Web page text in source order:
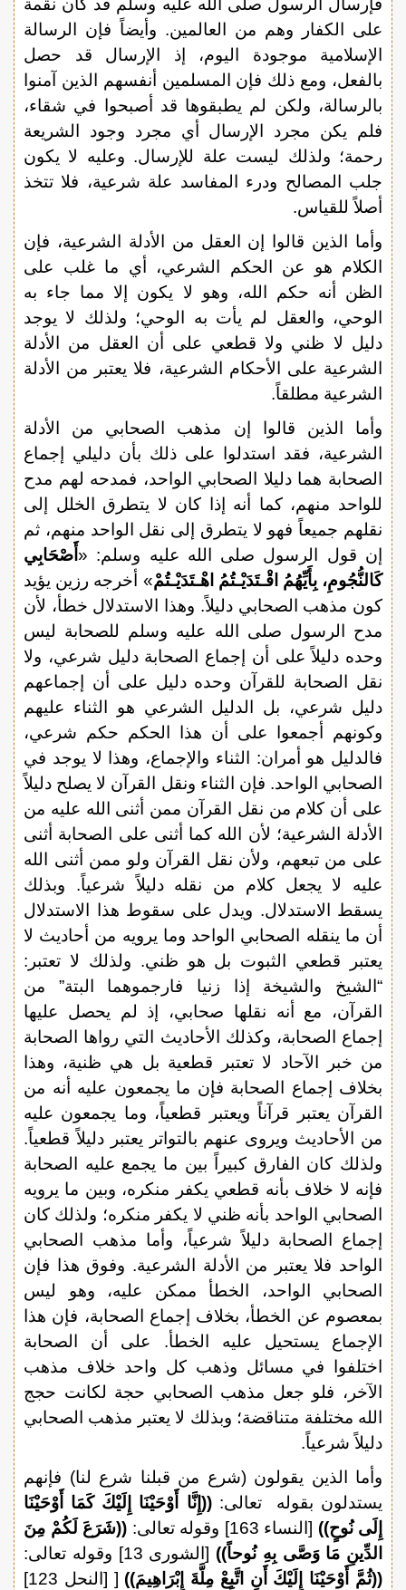
فإرسال الرسول صلى الله عليه وسلم قد كان نقمة
على الكفار وهم من العالمين. وأيضاً فإن الرسالة
الإسلامية موجودة اليوم، إذ الإرسال قد حصل
بالفعل، ومع ذلك فإن المسلمين أنفسهم الذين آمنوا
بالرسالة، ولكن لم يطبقوها قد أصبحوا في شقاء،
فلم يكن مجرد الإرسال أي مجرد وجود الشريعة
رحمة؛ ولذلك ليست علة للإرسال. وعليه لا يكون
جلب المصالح ودرء المفاسد علة شرعية، فلا تتخذ
أصلاً للقياس.
وأما الذين قالوا إن العقل من الأدلة الشرعية، فإن
الكلام هو عن الحكم الشرعي، أي ما غلب على
الظن أنه حكم الله، وهو لا يكون إلا مما جاء به
الوحي، والعقل لم يأت به الوحي؛ ولذلك لا يوجد
دليل لا ظني ولا قطعي على أن العقل من الأدلة
الشرعية على الأحكام الشرعية، فلا يعتبر من الأدلة
الشرعية مطلقاً.
وأما الذين قالوا إن مذهب الصحابي من الأدلة
الشرعية، فقد استدلوا على ذلك بأن دليلي إجماع
الصحابة هما دليلا الصحابي الواحد، فمدحه لهم مدح
للواحد منهم، كما أنه إذا كان لا يتطرق الخلل إلى
نقلهم جميعاً فهو لا يتطرق إلى نقل الواحد منهم، ثم
إن قول الرسول صلى الله عليه وسلم: « أَصْحَابِي
كَالنُّجُومِ، بِأَيِّهُمُ اقْـتَدَيْـتُمُ اهْـتَدَيْـتُمْ» أخرجه رزين يؤيد
كون مذهب الصحابي دليلاً. وهذا الاستدلال خطأ، لأن
مدح الرسول صلى الله عليه وسلم للصحابة ليس
وحده دليلاً على أن إجماع الصحابة دليل شرعي، ولا
نقل الصحابة للقرآن وحده دليل على أن إجماعهم
دليل شرعي، بل الدليل الشرعي هو الثناء عليهم
وكونهم أجمعوا على أن هذا الحكم حكم شرعي،
فالدليل هو أمران: الثناء والإجماع، وهذا لا يوجد في
الصحابي الواحد. فإن الثناء ونقل القرآن لا يصلح دليلاً
على أن كلام من نقل القرآن ممن أثنى الله عليه من
الأدلة الشرعية؛ لأن الله كما أثنى على الصحابة أثنى
على من تبعهم، ولأن نقل القرآن ولو ممن أثنى الله
عليه لا يجعل كلام من نقله دليلاً شرعياً. وبذلك
يسقط الاستدلال. ويدل على سقوط هذا الاستدلال
أن ما ينقله الصحابي الواحد وما يرويه من أحاديث لا
يعتبر قطعي الثبوت بل هو ظني. ولذلك لا تعتبر:
“الشيخ والشيخة إذا زنيا فارجموهما البتة” من
القرآن، مع أنه نقلها صحابي، إذ لم يحصل عليها
إجماع الصحابة، وكذلك الأحاديث التي رواها الصحابة
من خبر الآحاد لا تعتبر قطعية بل هي ظنية، وهذا
بخلاف إجماع الصحابة فإن ما يجمعون عليه أنه من
القرآن يعتبر قرآناً ويعتبر قطعياً، وما يجمعون عليه
من الأحاديث ويروى عنهم بالتواتر يعتبر دليلاً قطعياً.
ولذلك كان الفارق كبيراً بين ما يجمع عليه الصحابة
فإنه لا خلاف بأنه قطعي يكفر منكره، وبين ما يرويه
الصحابي الواحد بأنه ظني لا يكفر منكره؛ ولذلك كان
إجماع الصحابة دليلاً شرعياً، وأما مذهب الصحابي
الواحد فلا يعتبر من الأدلة الشرعية. وفوق هذا فإن
الصحابي الواحد، الخطأ ممكن عليه، وهو ليس
بمعصوم عن الخطأ، بخلاف إجماع الصحابة، فإن هذا
الإجماع يستحيل عليه الخطأ. على أن الصحابة
اختلفوا في مسائل وذهب كل واحد خلاف مذهب
الآخر، فلو جعل مذهب الصحابي حجة لكانت حجج
الله مختلفة متناقضة؛ وبذلك لا يعتبر مذهب الصحابي
دليلاً شرعياً.
وأما الذين يقولون (شرع من قبلنا شرع لنا) فإنهم
يستدلون بقوله تعالى:((إِنَّا أَوْحَيْنَا إِلَيْكَ كَمَا أَوْحَيْنَا
إِلَى نُوحٍ)) [النساء 163] وقوله تعالى:
((شَرَعَ لَكُمْ مِنَ
الدِّينِ مَا وَصَّى بِهِ نُوحاً)) [الشورى 13] وقوله تعالى:
((ثُمَّ أَوْحَيْنَا إِلَيْكَ أَنِ اتَّبِعْ مِلَّةَ إِبْرَاهِيمَ))
[ [النحل 123]